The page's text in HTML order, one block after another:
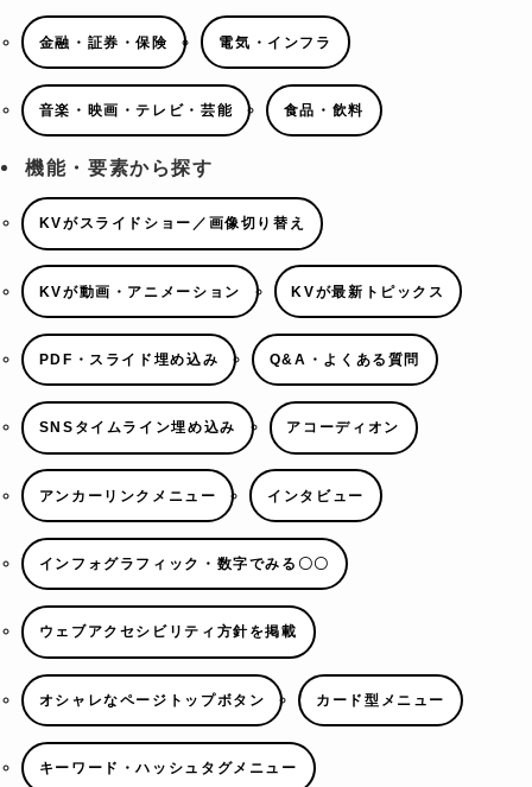
金融・証券・保険 電気・インフラ
音楽・映画・テレビ・芸能 食品・飲料
機能・要素から探す
KVがスライドショー／画像切り替え
KVが動画・アニメーション KVが最新トピックス
PDF・スライド埋め込み Q&A・よくある質問
SNSタイムライン埋め込み アコーディオン
アンカーリンクメニュー インタビュー
インフォグラフィック・数字でみる〇〇
ウェブアクセシビリティ方針を掲載
オシャレなページトップボタン カード型メニュー
キーワード・ハッシュタグメニュー